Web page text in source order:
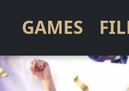
GAMES